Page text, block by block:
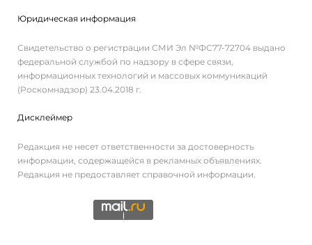
Юридическая информация
Свидетельство о регистрации СМИ Эл №ФС77-72704 выдано
федеральной службой по надзору в сфере связи,
информационных технологий и массовых коммуникаций
(Роскомнадзор) 23.04.2018 г.
Дисклеймер
Редакция не несет ответственности за достоверность
информации, содержащейся в рекламных объявлениях.
Редакция не предоставляет справочной информации.